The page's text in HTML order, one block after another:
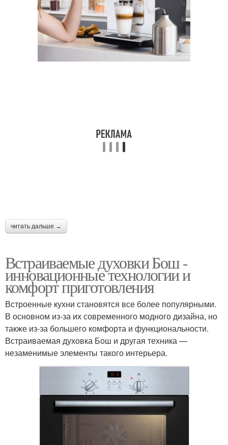
читать дальше →
Встраиваемые духовки Бош -
инновационные технологии и
комфорт приготовления
Встроенные кухни становятся все более популярными.
В основном из-за их современного модного дизайна, но
также из-за большего комфорта и функциональности.
Встраиваемая духовка Бош и другая техника —
незаменимые элементы такого интерьера.